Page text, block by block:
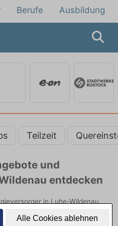
Alle Cookies ablehnen
Berufe Ausbildung
Teilzeit
und
entdecken
in Luhe-Wildenau
Entdecken Sie freie Optionen
Sie sich noch heute.